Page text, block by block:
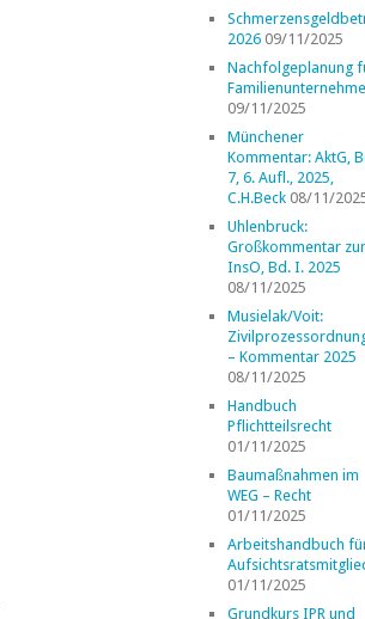
2026 09/11/2025
Nachfolgeplanung
09/11/2025
Münchener
Kommentar: AktG,
7, 6. Aufl., 2025,
C.H.Beck 08/11/
Uhlenbruck:
Großkommentar zur
InsO, Bd. I. 2025
08/11/2025
Musielak/Voit:
– Kommentar 2025
08/11/2025
Handbuch
Pflichtteilsrecht
01/11/2025
Baumaßnahmen im
WEG – Recht
01/11/2025
Arbeitshandbuch
01/11/2025
Grundkurs IPR und